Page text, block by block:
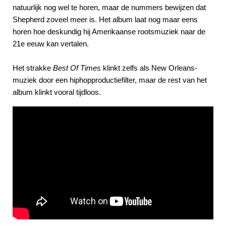
natuurlijk nog wel te horen, maar de nummers bewijzen dat
Shepherd zoveel meer is. Het album laat nog maar eens
horen hoe deskundig hij Amerikaanse rootsmuziek naar de
21e eeuw kan vertalen.
Het strakke Best Of Times klinkt zelfs als New Orleans-
muziek door een hiphopproductiefilter, maar de rest van het
album klinkt vooral tijdloos.